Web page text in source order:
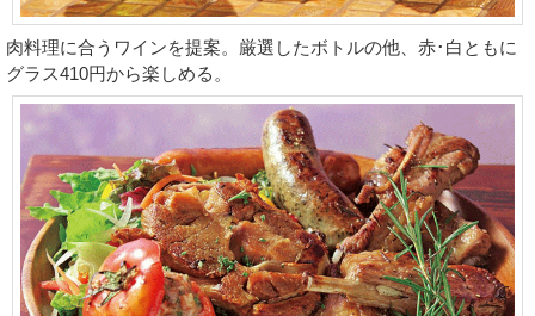
肉料理に合うワインを提案。厳選したボトルの他、赤･白ともに
グラス410円から楽しめる。